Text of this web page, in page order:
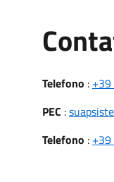
Telefono :
PEC :
Telefono :